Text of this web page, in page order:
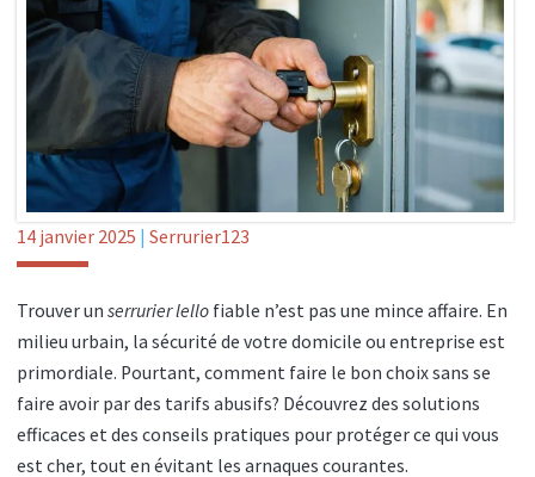
14 janvier 2025 Serrurier123
Trouver un serrurier lello fiable n’est pas une mince affaire. En
milieu urbain, la sécurité de votre domicile ou entreprise est
primordiale. Pourtant, comment faire le bon choix sans se
faire avoir par des tarifs abusifs? Découvrez des solutions
efficaces et des conseils pratiques pour protéger ce qui vous
est cher, tout en évitant les arnaques courantes.